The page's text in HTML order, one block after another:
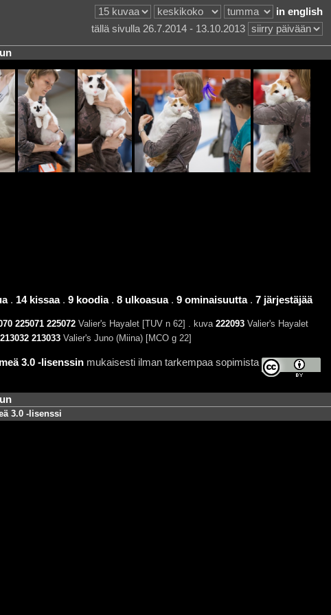
in english
tällä sivulla 26.7.2014 - 13.10.2013
. 14 kissaa. 9 koodia. 8 ulkoasua. 9 ominaisuutta. 7 järjestäjää
225071 225072Valier's Hayalet [TUV n 62] . kuva 222093Valier's Hayalet
213032 213033Valier's Juno (Miina) [MCO g 22]
3.0 -lisenssinmukaisesti ilman tarkempaa sopimista
3.0 -lisenssi